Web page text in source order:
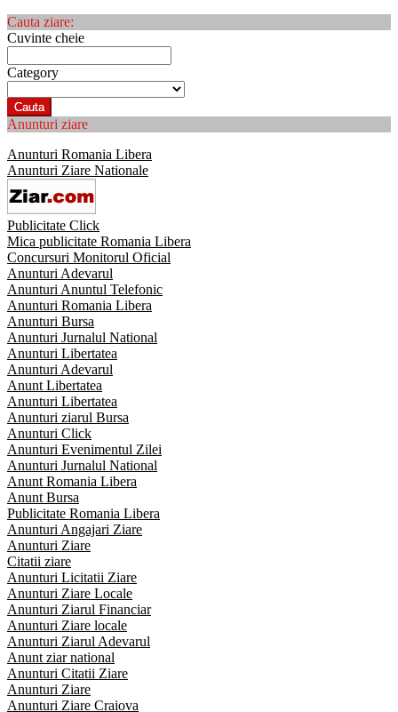
Cauta ziare:
Cuvinte cheie
Category
Cauta
Anunturi ziare
Anunturi Romania Libera
Anunturi Ziare Nationale
Publicitate Click
Mica publicitate Romania Libera
Concursuri Monitorul Oficial
Anunturi Adevarul
Anunturi Anuntul Telefonic
Anunturi Romania Libera
Anunturi Bursa
Anunturi Jurnalul National
Anunturi Libertatea
Anunturi Adevarul
Anunt Libertatea
Anunturi Libertatea
Anunturi ziarul Bursa
Anunturi Click
Anunturi Evenimentul Zilei
Anunturi Jurnalul National
Anunt Romania Libera
Anunt Bursa
Publicitate Romania Libera
Anunturi Angajari Ziare
Anunturi Ziare
Citatii ziare
Anunturi Licitatii Ziare
Anunturi Ziare Locale
Anunturi Ziarul Financiar
Anunturi Ziare locale
Anunturi Ziarul Adevarul
Anunt ziar national
Anunturi Citatii Ziare
Anunturi Ziare
Anunturi Ziare Craiova